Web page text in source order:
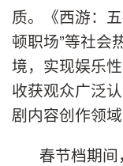
质。《西游：
顿职场”等社会
境，实现娱乐
收获观众广泛
剧内容创作领域
春节档期